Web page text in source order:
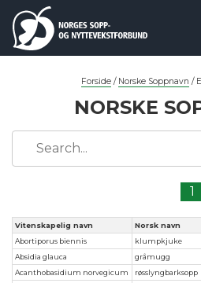
Forside / Norske Soppnavn /
NORSKE
1
Vitenskapelig navn Norsk navn
Abortiporus biennis
klumpkjuke
Absidia glauca
gråmugg
Acanthobasidium norvegicum
røsslyngbarksopp